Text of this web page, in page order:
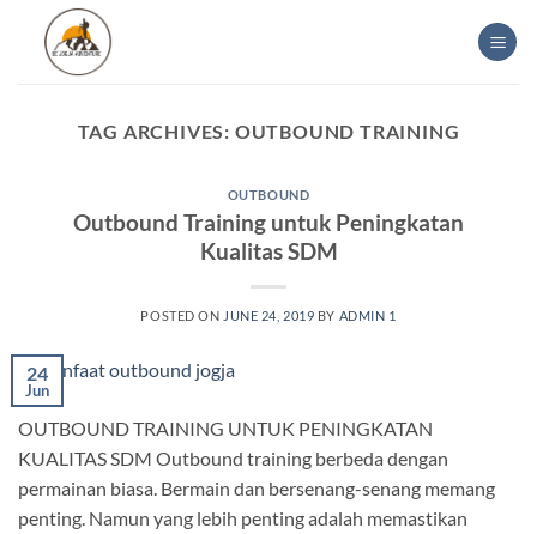
content
TAG ARCHIVES: OUTBOUND TRAINING
OUTBOUND
Outbound Training untuk Peningkatan
Kualitas SDM
POSTED ON JUNE 24, 2019 BY ADMIN 1
24
Jun
OUTBOUND TRAINING UNTUK PENINGKATAN
KUALITAS SDM Outbound training berbeda dengan
permainan biasa. Bermain dan bersenang-senang memang
penting. Namun yang lebih penting adalah memastikan